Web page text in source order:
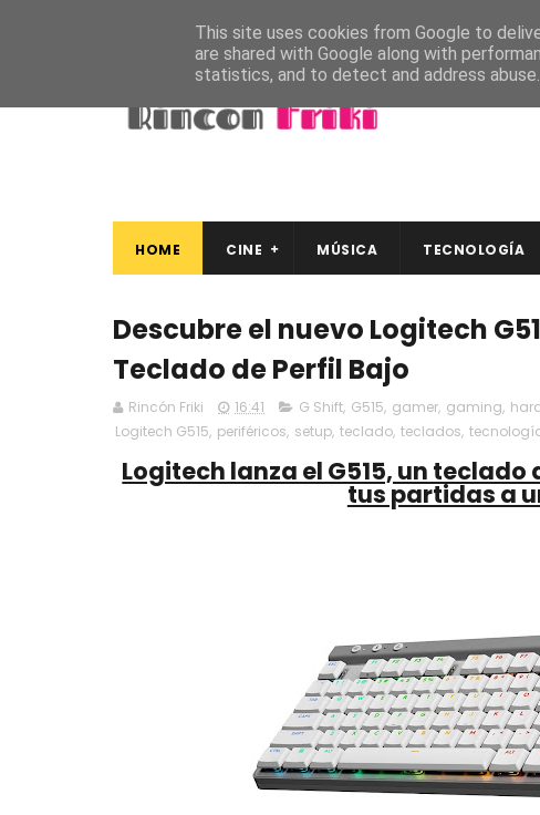
HOME CINE MÚSICA TECNOLOGÍA
Descubre el nuevo Logitech
Teclado de Perfil Bajo
Rincón Friki 16:41 G Shift, G515, gamer, gaming,
Logitech G515, periféricos, setup, teclado, teclados,
Logitech lanza el G515, un
tus partidas a
This site uses cookies from Google to
are shared with Google along with
statistics, and to detect and address abuse.